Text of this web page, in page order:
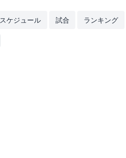
スケジュール 試合 ランキング